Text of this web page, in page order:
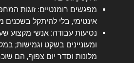
מפגשים רומנטיים: זוגות
אינטימי, בלי להיתקל בשכנים
נסיעות עבודה: אנשי מקצוע
ומעוניינים בשקט וגמישות;
מלונות וסדר יום צפוף, הם